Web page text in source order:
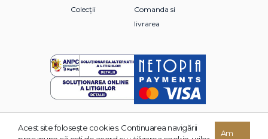
Colecții
Comanda si
livrarea
© 2026 Grupul Editorial TREI. Toate drepturile rezervate.
Acest site foloseşte cookies. Continuarea navigării
Am